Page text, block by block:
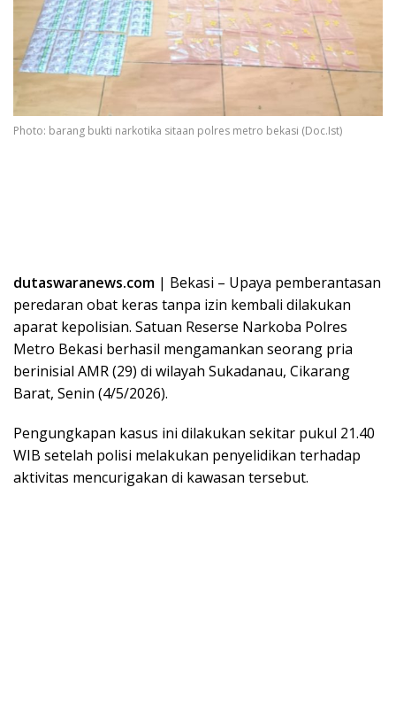
Photo: barang bukti narkotika sitaan polres metro bekasi (Doc.Ist)
dutaswaranews.com | Bekasi – Upaya pemberantasan
peredaran obat keras tanpa izin kembali dilakukan
aparat kepolisian. Satuan Reserse Narkoba Polres
Metro Bekasi berhasil mengamankan seorang pria
berinisial AMR (29) di wilayah Sukadanau, Cikarang
Barat, Senin (4/5/2026).
Pengungkapan kasus ini dilakukan sekitar pukul 21.40
WIB setelah polisi melakukan penyelidikan terhadap
aktivitas mencurigakan di kawasan tersebut.